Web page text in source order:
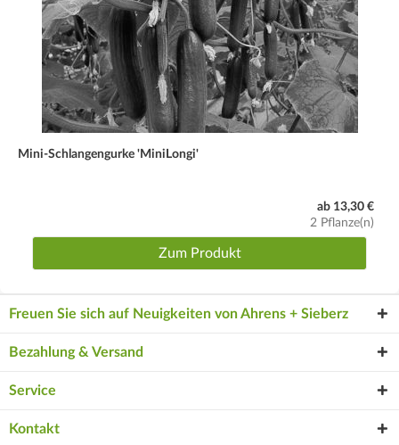
Mini-Schlangengurke 'MiniLongi'
ab 13,30 €
2 Pflanze(n)
Zum Produkt
Freuen Sie sich auf Neuigkeiten von Ahrens + Sieberz
Bezahlung & Versand
Service
Kontakt